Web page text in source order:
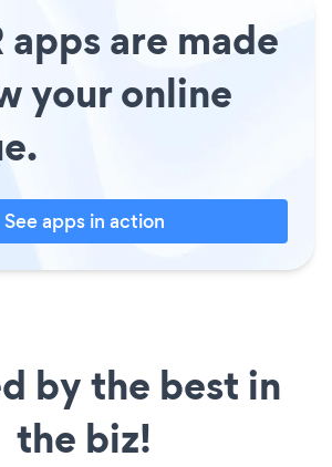
apps are made
your online
See apps in action
by the best in
the biz!